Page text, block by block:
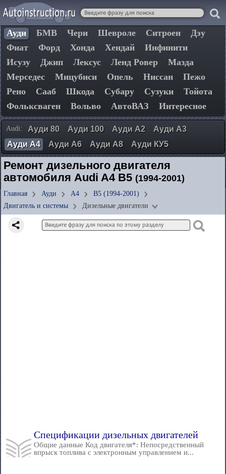
Ауди БМВ Чери Шевроле Ситроен
Дэу
Фиат
Форд Хонда Хендай
Инфинити
Исузу
Джип Лексус Ленд Ровер
Мазда
Мерседес
Мицубиси Опель Ниссан
Пежо
Рено
Сааб Шкода Субару Сузуки
Тойота
Фольксваген
Вольво АвтоВАЗ Интересное
Audi: Ауди 80 Ауди 100 Ауди А2
Ауди А3
Ауди А4
Ауди А6 Ауди А8 Ауди КУ5
Ремонт дизельного двигателя
автомобиля Audi A4 B5 (1994-2001)
Главная Ауди А4
B5 (1994-2001)
Двигатель и системы
Дизельные двигатели
Спецификации дизельных двигателей
Общие данные Код двигателя*: Непосредственный
впрыск топлива с электронным управлением и...